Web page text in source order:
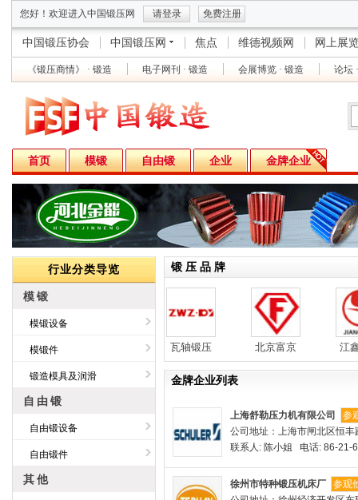
您好！欢迎进入中国锻压网 请登录 免费注册
中国锻压协会 中国锻压网 焦点 维德视频网 网上展
《锻压商情》 · 锻造 电子网刊 · 锻造 会展博览 · 锻造 论坛
首页 模锻 自由锻 企业 金牌企业
行业分类导览
模锻
模锻设备
模锻件
锻造模具及润滑
自由锻
自由锻设备
自由锻件
其他
锻 压 品 牌
三联 瓦轴锻压 北京富京 江鑫
金牌企业列表
上海舒勒压力机有限公司
参
公司地址：上海市闸北区恒
联系人: 陈小姐 电话: 86-21-
徐州市特种锻压机床厂
参观